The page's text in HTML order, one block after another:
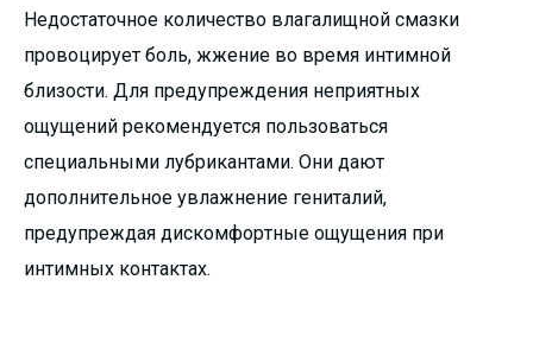
Недостаточное количество влагалищной смазки
провоцирует боль, жжение во время интимной
близости. Для предупреждения неприятных
ощущений рекомендуется пользоваться
специальными лубрикантами. Они дают
дополнительное увлажнение гениталий,
предупреждая дискомфортные ощущения при
интимных контактах.